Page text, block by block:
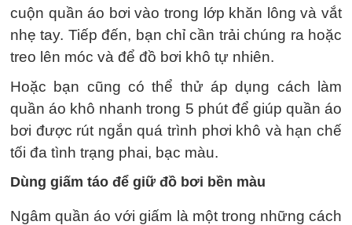
cuộn quần áo bơi vào trong lớp khăn lông và vắt
nhẹ tay. Tiếp đến, bạn chỉ cần trải chúng ra hoặc
treo lên móc và để đồ bơi khô tự nhiên.
Hoặc bạn cũng có thể thử áp dụng cách làm
quần áo khô nhanh trong 5 phút để giúp quần áo
bơi được rút ngắn quá trình phơi khô và hạn chế
tối đa tình trạng phai, bạc màu.
Dùng giấm táo để giữ đồ bơi bền màu
Ngâm quần áo với giấm là một trong những cách